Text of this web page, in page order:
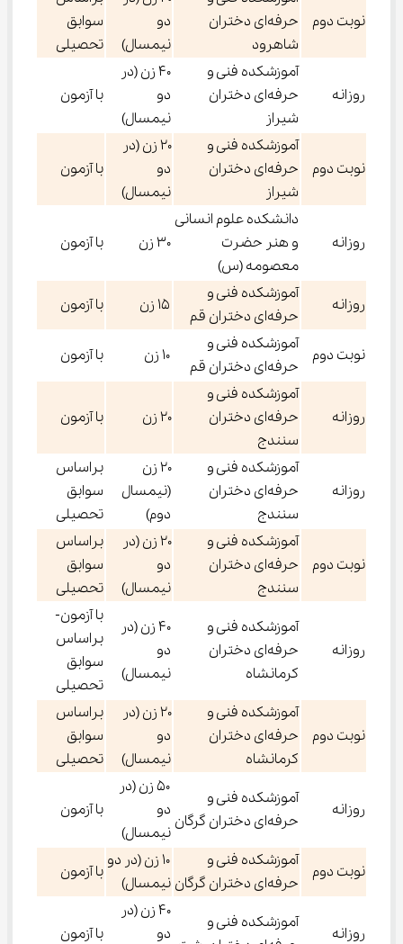
نوبت دوم
حرفه‌ای دختران
شاهرود
دو
نیمسال)
سوابق
تحصیلی
روزانه
آموزشکده فنی و
حرفه‌ای دختران
شیراز
۴۰ زن (در
دو
نیمسال)
با آزمون
نوبت دوم
آموزشکده فنی و
حرفه‌ای دختران
شیراز
۲۰ زن (در
دو
نیمسال)
با آزمون
روزانه
دانشکده علوم انسانی
و هنر حضرت
معصومه (س)
۳۰ زن با آزمون
روزانه
آموزشکده فنی و
حرفه‌ای دختران قم
۱۵ زن با آزمون
نوبت دوم
آموزشکده فنی و
حرفه‌ای دختران قم
۱۰ زن با آزمون
روزانه
آموزشکده فنی و
حرفه‌ای دختران
سنندج
۲۰ زن با آزمون
روزانه
آموزشکده فنی و
حرفه‌ای دختران
سنندج
۲۰ زن
(نیمسال
دوم)
براساس
سوابق
تحصیلی
نوبت دوم
آموزشکده فنی و
حرفه‌ای دختران
سنندج
۲۰ زن (در
دو
نیمسال)
براساس
سوابق
تحصیلی
روزانه
آموزشکده فنی و
حرفه‌ای دختران
کرمانشاه
۴۰ زن (در
دو
نیمسال)
با آزمون-
براساس
سوابق
تحصیلی
نوبت دوم
آموزشکده فنی و
حرفه‌ای دختران
کرمانشاه
۲۰ زن (در
دو
نیمسال)
براساس
سوابق
تحصیلی
روزانه
آموزشکده فنی و
حرفه‌ای دختران گرگان
۵۰ زن (در
دو
نیمسال)
با آزمون
نوبت دوم
آموزشکده فنی و
حرفه‌ای دختران گرگان
۱۰ زن (در دو
نیمسال)
با آزمون
روزانه
آموزشکده فنی و
۴۰ زن (در
دو
با آزمون